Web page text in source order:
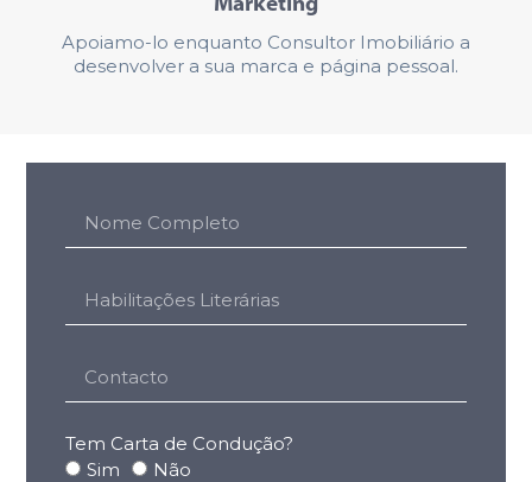
Marketing
Apoiamo-lo enquanto Consultor Imobiliário a
desenvolver a sua marca e página pessoal.
Tem Carta de Condução?
Sim
Não